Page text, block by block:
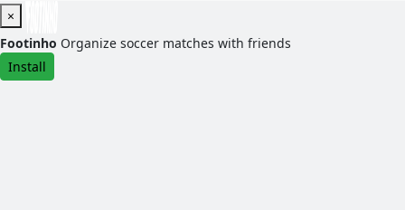
×
Footinho Organize soccer matches with friends
Install